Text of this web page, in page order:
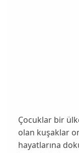
Çocuklar bir
olan kuşaklar
hayatlarına